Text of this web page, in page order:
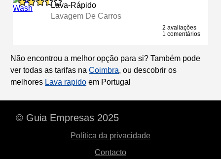
Lava-Rápido
Lavagem De Carros
2 avaliações
1 comentários
Não encontrou a melhor opção para si? Também pode
ver todas as tarifas na Coimbra, ou descobrir os
melhores Lava rapido em Portugal
© Guia Empresas 2025
Política da privacidade
Contacto